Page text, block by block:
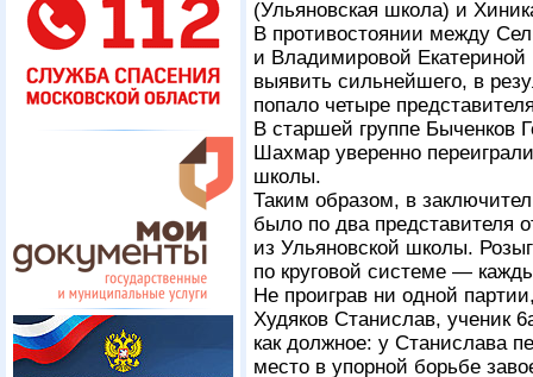
(Ульяновская школа) и
В противостоянии между
и Владимировой Екатериной
выявить сильнейшего, в
попало четыре
В старшей группе Быченков
Шахмар уверенно
школы.
Таким образом, в
было по два представителя
из Ульяновской школы.
по круговой системе —
Не проиграв ни одной
Худяков Станислав, ученик
как должное: у Станислава
место в упорной борьбе